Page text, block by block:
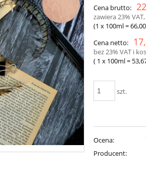
Cena brutto:
zawiera 23%
(1x 100ml=
Cena netto:
bez 23% VAT i
( 1x 100ml=
szt.
Ocena:
Producent: